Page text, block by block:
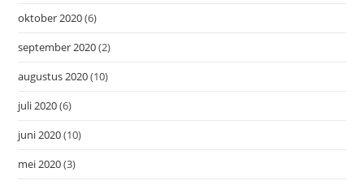
oktober 2020(6)
september 2020(2)
augustus 2020(10)
juli 2020(6)
juni 2020(10)
mei 2020(3)